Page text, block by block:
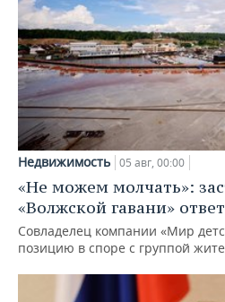
Недвижимость 05 авг, 00:00
«Не можем молчать»:
«Волжской гавани»
Совладелец компании «Мир
позицию в споре с группой